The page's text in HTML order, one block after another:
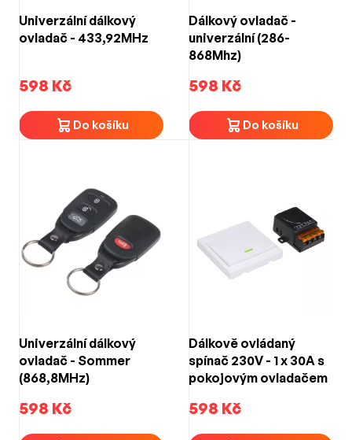
Univerzální dálkový
ovladač - 433,92MHz
598 Kč
Do košíku
Dálkový ovladač -
univerzální (286-
868Mhz)
598 Kč
Do košíku
Univerzální dálkový
ovladač - Sommer
(868,8MHz)
598 Kč
Dálkově ovládaný
spínač 230V - 1 x 30A s
pokojovým ovladačem
598 Kč